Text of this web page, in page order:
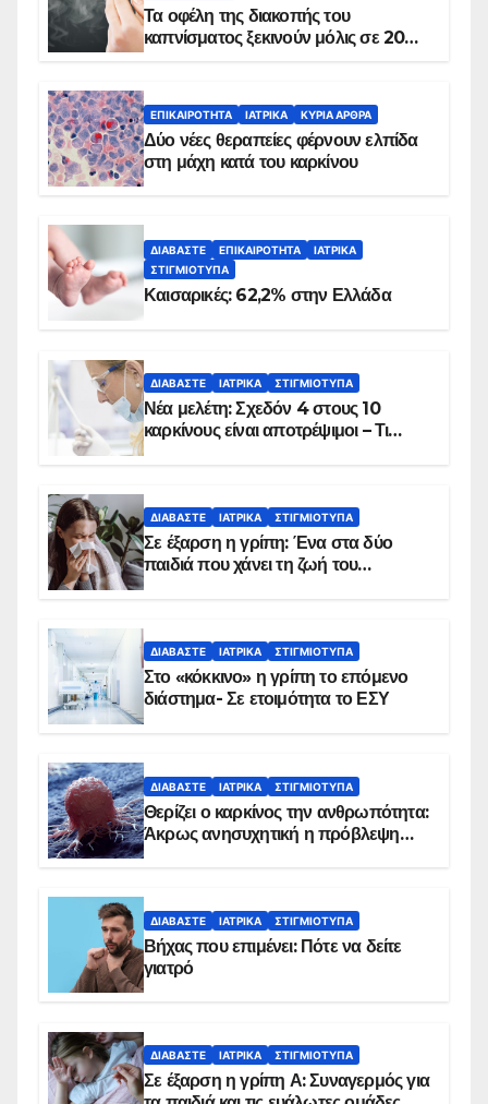
Τα οφέλη της διακοπής του
καπνίσματος ξεκινούν μόλις σε 20
ΕΠΙΚΑΙΡΌΤΗΤΑ ΙΑΤΡΙΚΆ ΚΥΡΙΑ ΑΡΘΡΑ
Δύο νέες θεραπείες φέρνουν ελπίδα
στη μάχη κατά του καρκίνου
ΔΙΑΒΆΣΤΕ ΕΠΙΚΑΙΡΌΤΗΤΑ
ΙΑΤΡΙΚΆ
ΣΤΙΓΜΙΌΤΥΠΑ
Καισαρικές: 62,2% στην Ελλάδα
ΔΙΑΒΆΣΤΕ ΙΑΤΡΙΚΆ ΣΤΙΓΜΙΌΤΥΠΑ
Νέα μελέτη: Σχεδόν 4 στους 10
καρκίνους είναι αποτρέψιμοι – Τι
ΔΙΑΒΆΣΤΕ ΙΑΤΡΙΚΆ ΣΤΙΓΜΙΌΤΥΠΑ
Σε έξαρση η γρίπη: Ένα στα δύο
παιδιά που χάνει τη ζωή του
ΔΙΑΒΆΣΤΕ ΙΑΤΡΙΚΆ ΣΤΙΓΜΙΌΤΥΠΑ
Στο «κόκκινο» η γρίπη το επόμενο
διάστημα- Σε ετοιμότητα το ΕΣΥ
ΔΙΑΒΆΣΤΕ ΙΑΤΡΙΚΆ ΣΤΙΓΜΙΌΤΥΠΑ
Θερίζει ο καρκίνος την ανθρωπότητα:
Άκρως ανησυχητική η πρόβλεψη…
ΔΙΑΒΆΣΤΕ ΙΑΤΡΙΚΆ ΣΤΙΓΜΙΌΤΥΠΑ
Βήχας που επιμένει: Πότε να δείτε
γιατρό
ΔΙΑΒΆΣΤΕ ΙΑΤΡΙΚΆ ΣΤΙΓΜΙΌΤΥΠΑ
Σε έξαρση η γρίπη Α: Συναγερμός για